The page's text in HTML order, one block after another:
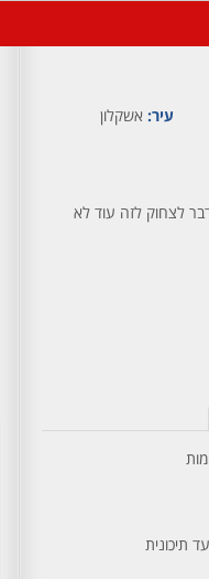
עיר: אשקלון
לצחוק לזה עוד לא
עד תיכונית